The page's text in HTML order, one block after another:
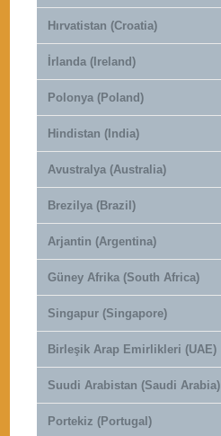
Hırvatistan (Croatia)
İrlanda (Ireland)
Polonya (Poland)
Hindistan (India)
Avustralya (Australia)
Brezilya (Brazil)
Arjantin (Argentina)
Güney Afrika (South Africa)
Singapur (Singapore)
Birleşik Arap Emirlikleri (UAE)
Suudi Arabistan (Saudi Arabia)
Portekiz (Portugal)